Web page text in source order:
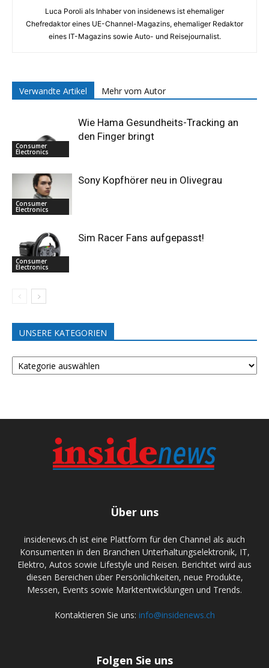
Luca Poroli als Inhaber von insidenews ist ehemaliger
Chefredaktor eines UE-Channel-Magazins, ehemaliger Redaktor
eines IT-Magazins sowie Auto- und Reisejournalist.
Verwandte Artikel Mehr vom Autor
Consumer
Electronics
Wie Hama Gesundheits-Tracking an
den Finger bringt
Consumer
Electronics
Sony Kopfhörer neu in Olivegrau
Consumer
Electronics
Sim Racer Fans aufgepasst!
UNSERE KATEGORIEN
UNSERE
KATEGORIEN
Über uns
insidenews.ch ist eine Plattform für den Channel als auch
Konsumenten in den Branchen Unterhaltungselektronik, IT,
Elektro, Autos sowie Lifestyle und Reisen. Berichtet wird aus
diesen Bereichen über Persönlichkeiten, neue Produkte,
Messen, Events sowie Marktentwicklungen und Trends.
Kontaktieren Sie uns: info@insidenews.ch
Folgen Sie uns